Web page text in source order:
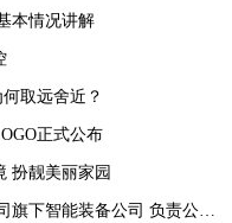
本情况讲解
取远舍近？
正式公布
扮靓美丽家园
公司 负责公司设备的生产和销售